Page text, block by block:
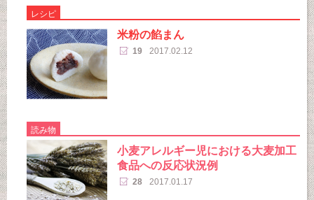
レシピ
米粉の餡まん
19 2017.02.12
読み物
小麦アレルギー児における大麦加工
食品への反応状況例
28 2017.01.17